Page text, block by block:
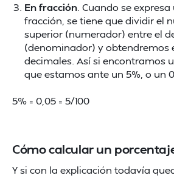
En fracción . Cuando se
fracción, se tiene que dividir el
superior (numerador) entre el
(denominador) y obtendremos
decimales. Así si encontramos
que estamos ante un 5%, o un
5% = 0,05 = 5/100
Cómo calcular un
Y si con la explicación todavía